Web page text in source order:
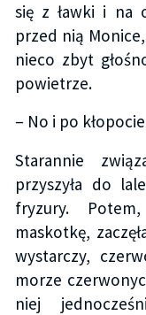
się z ławki i na
przed nią
nieco zbyt
powietrze.
– No i po
Starannie
przyszyła do
fryzury.
maskotkę,
wystarczy,
morze
niej